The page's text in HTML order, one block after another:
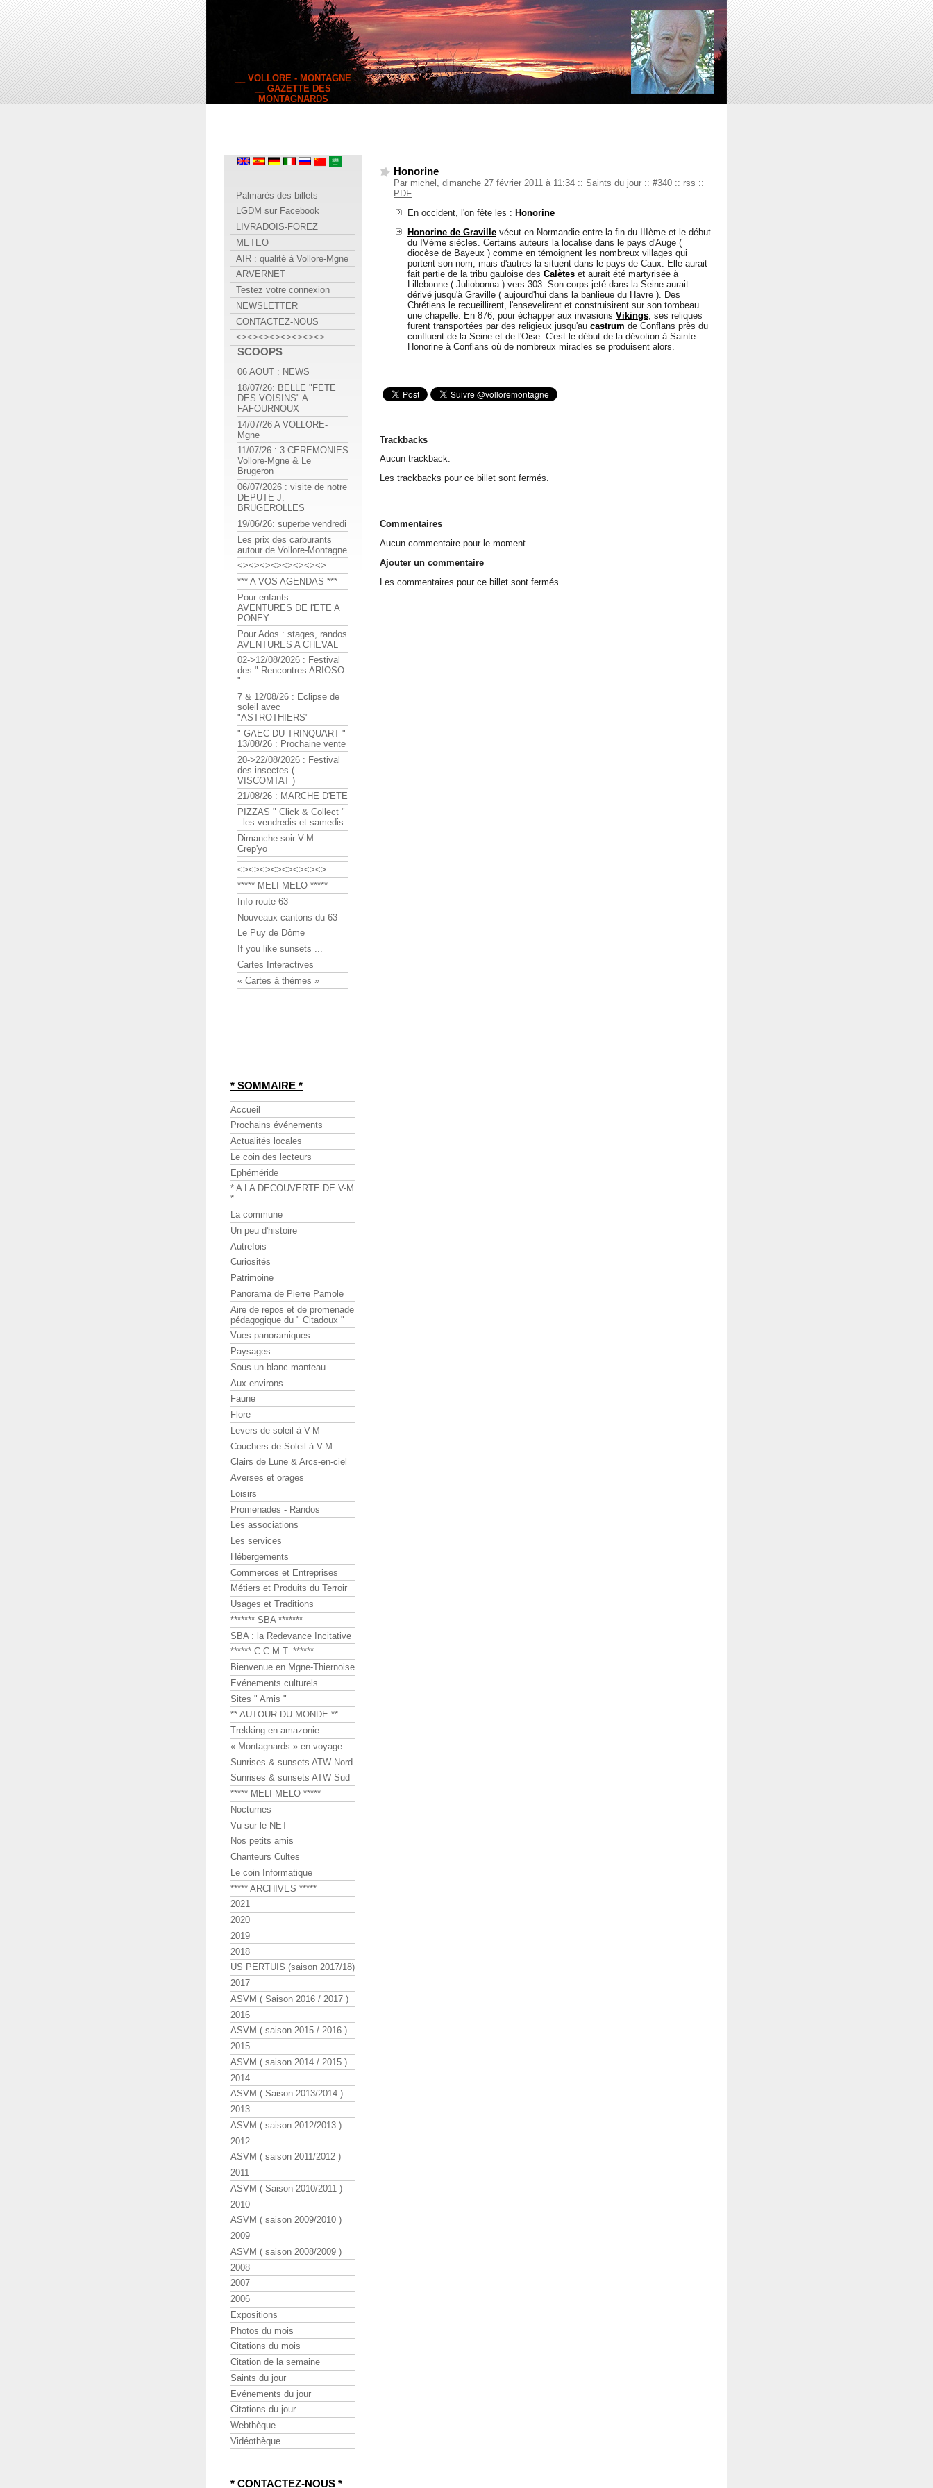
__ VOLLORE - MONTAGNE
__ GAZETTE DES
MONTAGNARDS
Honorine
Par michel, dimanche 27 février 2011 à 11:34 :: Saints du jour :: #340 :: rss ::
PDF
En occident, l'on fête les : Honorine
Honorine de Graville vécut en Normandie entre la fin du IIIème et le début
du IVème siècles. Certains auteurs la localise dans le pays d'Auge (
diocèse de Bayeux ) comme en témoignent les nombreux villages qui
portent son nom, mais d'autres la situent dans le pays de Caux. Elle aurait
fait partie de la tribu gauloise des Calètes et aurait été martyrisée à
Lillebonne ( Juliobonna ) vers 303. Son corps jeté dans la Seine aurait
dérivé jusqu'à Graville ( aujourd'hui dans la banlieue du Havre ). Des
Chrétiens le recueillirent, l'ensevelirent et construisirent sur son tombeau
une chapelle. En 876, pour échapper aux invasions Vikings , ses reliques
furent transportées par des religieux jusqu'au castrum de Conflans près du
confluent de la Seine et de l'Oise. C'est le début de la dévotion à Sainte-
Honorine à Conflans où de nombreux miracles se produisent alors.
Trackbacks
Aucun trackback.
Les trackbacks pour ce billet sont fermés.
Commentaires
Aucun commentaire pour le moment.
Ajouter un commentaire
Les commentaires pour ce billet sont fermés.
Palmarès des billets
LGDM sur Facebook
LIVRADOIS-FOREZ
METEO
AIR : qualité à Vollore-Mgne
ARVERNET
Testez votre connexion
NEWSLETTER
CONTACTEZ-NOUS
<><><><><><><><>
SCOOPS
06 AOUT : NEWS
18/07/26: BELLE "FETE
DES VOISINS" A
FAFOURNOUX
14/07/26 A VOLLORE-
Mgne
11/07/26 : 3 CEREMONIES
Vollore-Mgne & Le
Brugeron
06/07/2026 : visite de notre
DEPUTE J.
BRUGEROLLES
19/06/26: superbe vendredi
Les prix des carburants
autour de Vollore-Montagne
<><><><><><><><>
*** A VOS AGENDAS ***
Pour enfants :
AVENTURES DE l'ETE A
PONEY
Pour Ados : stages, randos
AVENTURES A CHEVAL
02->12/08/2026 : Festival
des " Rencontres ARIOSO
"
7 & 12/08/26 : Eclipse de
soleil avec
"ASTROTHIERS"
" GAEC DU TRINQUART "
13/08/26 : Prochaine vente
20->22/08/2026 : Festival
des insectes (
VISCOMTAT )
21/08/26 : MARCHE D'ETE
PIZZAS " Click & Collect "
: les vendredis et samedis
Dimanche soir V-M:
Crep'yo
<><><><><><><><>
***** MELI-MELO *****
Info route 63
Nouveaux cantons du 63
Le Puy de Dôme
If you like sunsets ...
Cartes Interactives
« Cartes à thèmes »
* SOMMAIRE *
Accueil
Prochains événements
Actualités locales
Le coin des lecteurs
Ephéméride
* A LA DECOUVERTE DE V-M
*
La commune
Un peu d'histoire
Autrefois
Curiosités
Patrimoine
Panorama de Pierre Pamole
Aire de repos et de promenade
pédagogique du " Citadoux "
Vues panoramiques
Paysages
Sous un blanc manteau
Aux environs
Faune
Flore
Levers de soleil à V-M
Couchers de Soleil à V-M
Clairs de Lune & Arcs-en-ciel
Averses et orages
Loisirs
Promenades - Randos
Les associations
Les services
Hébergements
Commerces et Entreprises
Métiers et Produits du Terroir
Usages et Traditions
******* SBA *******
SBA : la Redevance Incitative
****** C.C.M.T. ******
Bienvenue en Mgne-Thiernoise
Evénements culturels
Sites " Amis "
** AUTOUR DU MONDE **
Trekking en amazonie
« Montagnards » en voyage
Sunrises & sunsets ATW Nord
Sunrises & sunsets ATW Sud
***** MELI-MELO *****
Nocturnes
Vu sur le NET
Nos petits amis
Chanteurs Cultes
Le coin Informatique
***** ARCHIVES *****
2021
2020
2019
2018
US PERTUIS (saison 2017/18)
2017
ASVM ( Saison 2016 / 2017 )
2016
ASVM ( saison 2015 / 2016 )
2015
ASVM ( saison 2014 / 2015 )
2014
ASVM ( Saison 2013/2014 )
2013
ASVM ( saison 2012/2013 )
2012
ASVM ( saison 2011/2012 )
2011
ASVM ( Saison 2010/2011 )
2010
ASVM ( saison 2009/2010 )
2009
ASVM ( saison 2008/2009 )
2008
2007
2006
Expositions
Photos du mois
Citations du mois
Citation de la semaine
Saints du jour
Evénements du jour
Citations du jour
Webthèque
Vidéothèque
* CONTACTEZ-NOUS *